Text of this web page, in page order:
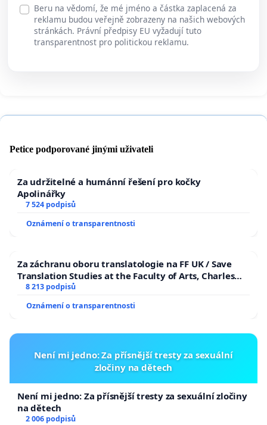
Beru na vědomí, že mé jméno a částka zaplacená za
reklamu budou veřejně zobrazeny na našich webových
stránkách. Právní předpisy EU vyžadují tuto
transparentnost pro politickou reklamu.
Petice podporované jinými uživateli
Za udržitelné a humánní řešení pro kočky
Apolinářky
7 524 podpisů
Oznámení o transparentnosti
Za záchranu oboru translatologie na FF UK / Save
Translation Studies at the Faculty of Arts, Charles
University
8 213 podpisů
Oznámení o transparentnosti
Není mi jedno: Za přísnější tresty za sexuální
zločiny na dětech
Není mi jedno: Za přísnější tresty za sexuální zločiny
na dětech
2 006 podpisů